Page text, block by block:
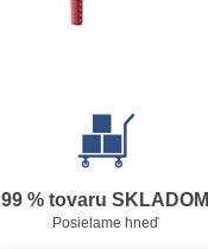
99 % tovaru SKLADOM
Posielame hneď